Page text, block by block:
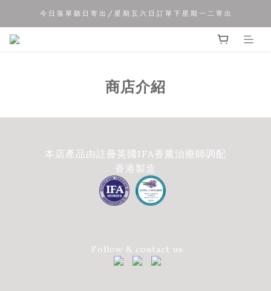
夏 日 優 惠 正 式 開 始!!
今 日 落 單 聽 日 寄 出 / 星 期 五 六 日 訂 單 下 星 期 一 二 寄 出
商店介紹
本店產品由註冊英國IFA香薰治療師調配
香港製造
Follow & contact us